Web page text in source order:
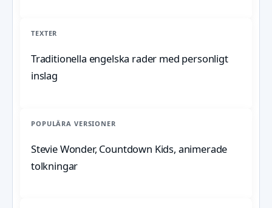
TEXTER
Traditionella engelska rader med personligt
inslag
POPULÄRA VERSIONER
Stevie Wonder, Countdown Kids, animerade
tolkningar